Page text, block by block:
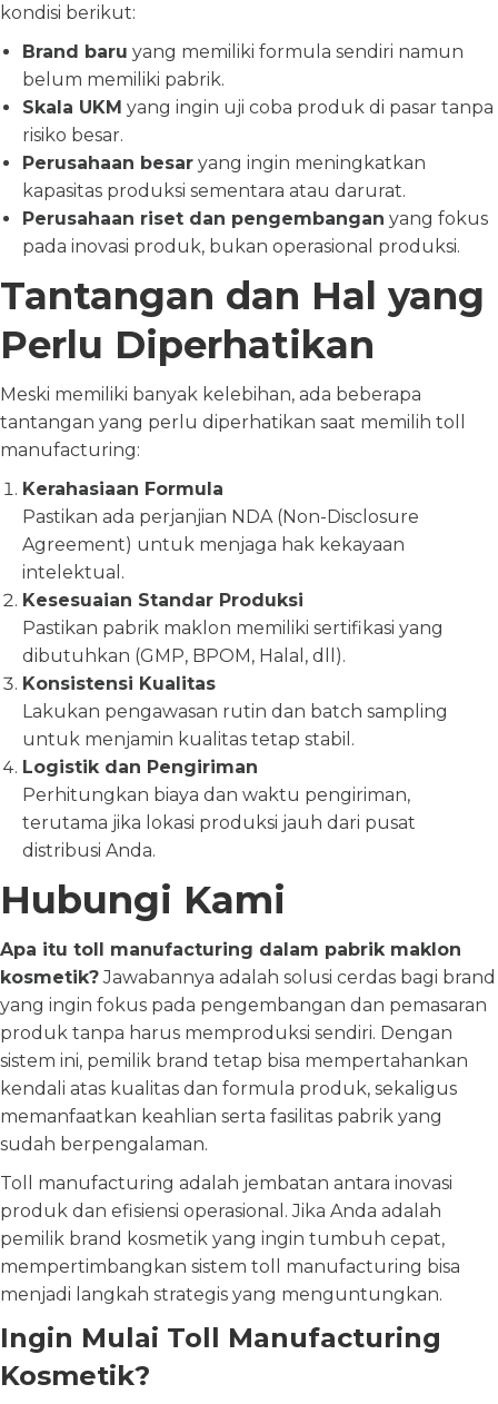
kondisi berikut:
Brand baru yang memiliki formula sendiri namun
belum memiliki pabrik.
Skala UKM yang ingin uji coba produk di pasar tanpa
risiko besar.
Perusahaan besar yang ingin meningkatkan
kapasitas produksi sementara atau darurat.
Perusahaan riset dan pengembangan yang fokus
pada inovasi produk, bukan operasional produksi.
Tantangan dan Hal yang
Perlu Diperhatikan
Meski memiliki banyak kelebihan, ada beberapa
tantangan yang perlu diperhatikan saat memilih toll
manufacturing:
Kerahasiaan Formula
Pastikan ada perjanjian NDA (Non-Disclosure
Agreement) untuk menjaga hak kekayaan
intelektual.
Kesesuaian Standar Produksi
Pastikan pabrik maklon memiliki sertifikasi yang
dibutuhkan (GMP, BPOM, Halal, dll).
Konsistensi Kualitas
Lakukan pengawasan rutin dan batch sampling
untuk menjamin kualitas tetap stabil.
Logistik dan Pengiriman
Perhitungkan biaya dan waktu pengiriman,
terutama jika lokasi produksi jauh dari pusat
distribusi Anda.
Hubungi Kami
Apa itu toll manufacturing dalam pabrik maklon
kosmetik?Jawabannya adalah solusi cerdas bagi brand
yang ingin fokus pada pengembangan dan pemasaran
produk tanpa harus memproduksi sendiri. Dengan
sistem ini, pemilik brand tetap bisa mempertahankan
kendali atas kualitas dan formula produk, sekaligus
memanfaatkan keahlian serta fasilitas pabrik yang
sudah berpengalaman.
Toll manufacturing adalah jembatan antara inovasi
produk dan efisiensi operasional. Jika Anda adalah
pemilik brand kosmetik yang ingin tumbuh cepat,
mempertimbangkan sistem toll manufacturing bisa
menjadi langkah strategis yang menguntungkan.
Ingin Mulai Toll Manufacturing
Kosmetik?